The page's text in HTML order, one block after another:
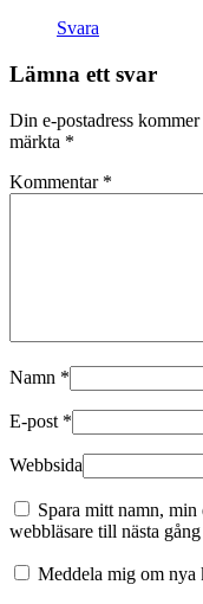
Svara
Lämna ett svar
Din e-postadress
märkta *
Kommentar *
Namn *
E-post *
Webbsida
Spara mitt namn, min
webbläsare till nästa
Meddela mig om nya